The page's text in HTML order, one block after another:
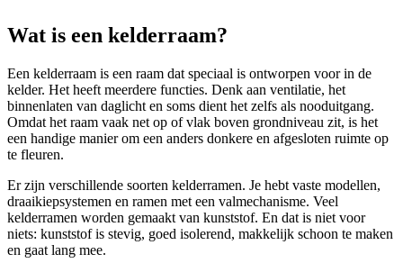
Wat is een kelderraam?
Een kelderraam is een raam dat speciaal is ontworpen voor in de
kelder. Het heeft meerdere functies. Denk aan ventilatie, het
binnenlaten van daglicht en soms dient het zelfs als nooduitgang.
Omdat het raam vaak net op of vlak boven grondniveau zit, is het
een handige manier om een anders donkere en afgesloten ruimte op
te fleuren.
Er zijn verschillende soorten kelderramen. Je hebt vaste modellen,
draaikiepsystemen en ramen met een valmechanisme. Veel
kelderramen worden gemaakt van kunststof. En dat is niet voor
niets: kunststof is stevig, goed isolerend, makkelijk schoon te maken
en gaat lang mee.